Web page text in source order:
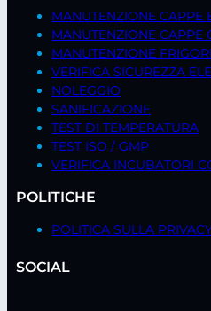
MANUTENZIONE CAPPE
MANUTENZIONE CAPPE
MANUTENZIONE
VERIFICA SICUREZZA
NOLEGGIO
SANIFICAZIONE
TEST DI TEMPERATURA
TEST ISO / GMP
VERIFICA INCUBATORI
POLITICHE
POLITICA SULLA
SOCIAL